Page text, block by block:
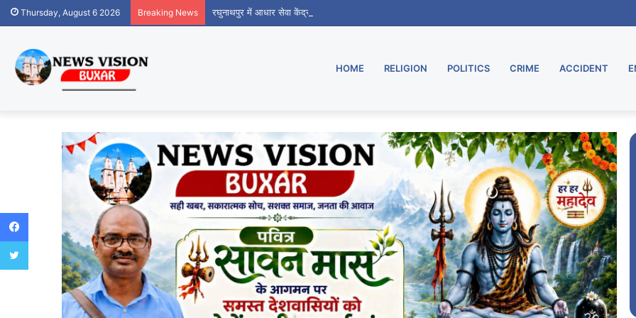
Thursday, August 6 2026 Breaking News रघुनाथपुर में आधार सेवा केंद्र शुरू, मुरार उपडाकघर नए भवन में हुआ स्थानांतरित
HOME RELIGION POLITICS CRIME ACCIDENT
Facebook